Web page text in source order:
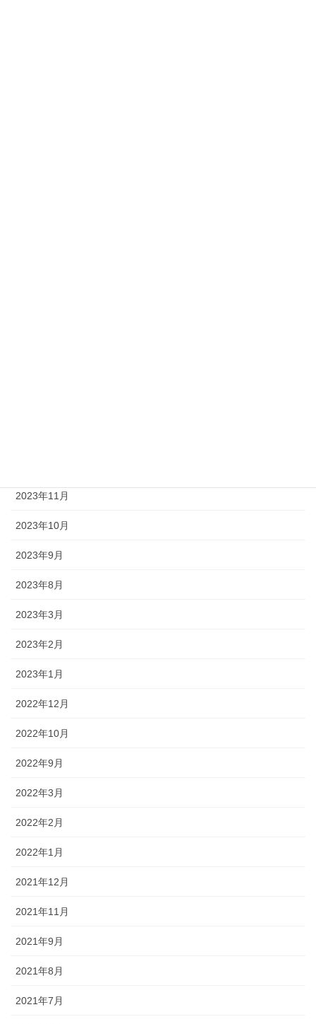
2023年11月
2023年10月
2023年9月
2023年8月
2023年3月
2023年2月
2023年1月
2022年12月
2022年10月
2022年9月
2022年3月
2022年2月
2022年1月
2021年12月
2021年11月
2021年9月
2021年8月
2021年7月